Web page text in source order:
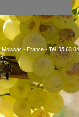
- France - Tél. 05 63 04